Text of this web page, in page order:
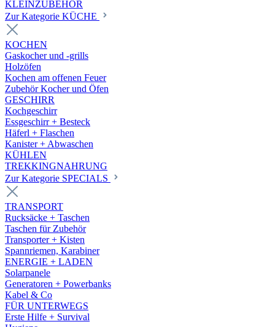
KLEINZUBEHÖR
Zur Kategorie KÜCHE
KOCHEN
Gaskocher und -grills
Holzöfen
Kochen am offenen Feuer
Zubehör Kocher und Öfen
GESCHIRR
Kochgeschirr
Essgeschirr + Besteck
Häferl + Flaschen
Kanister + Abwaschen
KÜHLEN
TREKKINGNAHRUNG
Zur Kategorie SPECIALS
TRANSPORT
Rucksäcke + Taschen
Taschen für Zubehör
Transporter + Kisten
Spannriemen, Karabiner
ENERGIE + LADEN
Solarpanele
Generatoren + Powerbanks
Kabel & Co
FÜR UNTERWEGS
Erste Hilfe + Survival